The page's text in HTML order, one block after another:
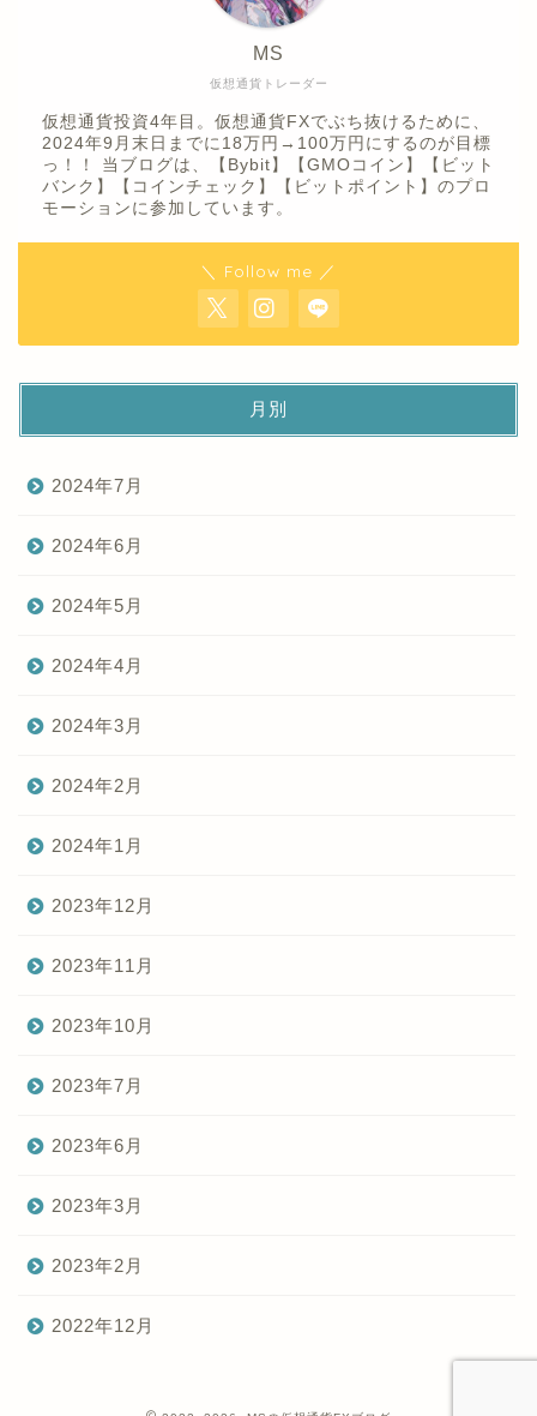
仮想通貨トレーダー
MS
仮想通貨投資4年目。仮想通貨FXでぶち抜けるために、
2024年9月末日までに18万円→100万円にするのが目標
っ！！ 当ブログは、【Bybit】【GMOコイン】【ビット
バンク】【コインチェック】【ビットポイント】のプロ
モーションに参加しています。
＼ Follow me ／
月別
2024年7月
2024年6月
2024年5月
2024年4月
2024年3月
2024年2月
2024年1月
2023年12月
2023年11月
2023年10月
2023年7月
2023年6月
2023年3月
2023年2月
2022年12月